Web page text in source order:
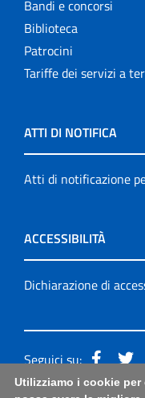
Bandi e concorsi
Biblioteca
Patrocini
Tariffe dei servizi a
ATTI DI NOTIFICA
Atti di notificazione
ACCESSIBILITÀ
Dichiarazione di
Seguici su:
Utilizziamo i cookie